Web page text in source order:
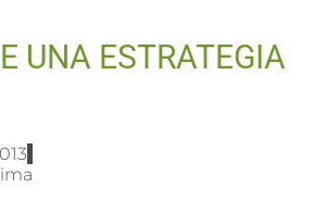
UNA ESTRATEGIA